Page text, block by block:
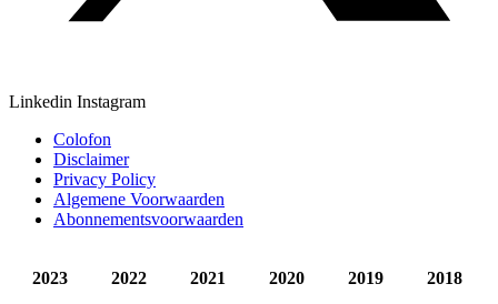
Linkedin Instagram
Colofon
Disclaimer
Privacy Policy
Algemene Voorwaarden
Abonnementsvoorwaarden
2023 2022 2021 2020 2019 2018